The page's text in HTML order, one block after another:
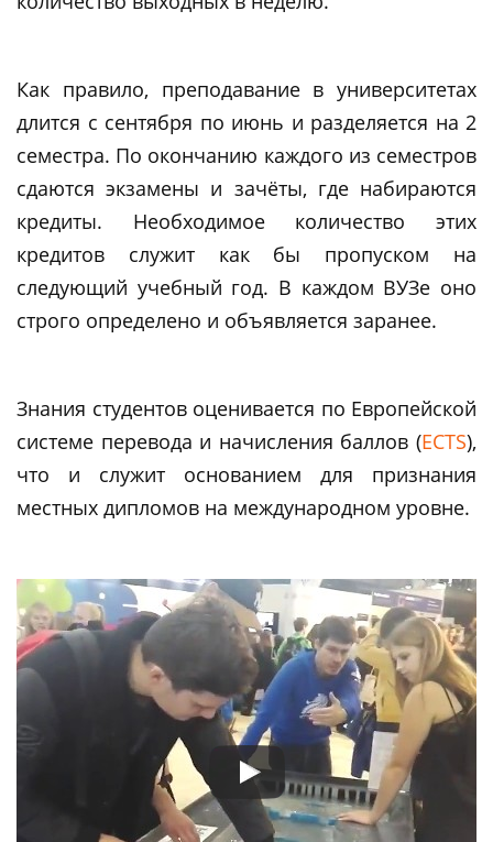
Как правило, преподавание в университетах
длится с сентября по июнь и разделяется на 2
семестра. По окончанию каждого из семестров
сдаются экзамены и зачёты, где набираются
кредиты. Необходимое количество этих
кредитов служит как бы пропуском на
следующий учебный год. В каждом ВУЗе оно
строго определено и объявляется заранее.
Знания студентов оценивается по Европейской
системе перевода и начисления баллов (ECTS),
что и служит основанием для признания
местных дипломов на международном уровне.